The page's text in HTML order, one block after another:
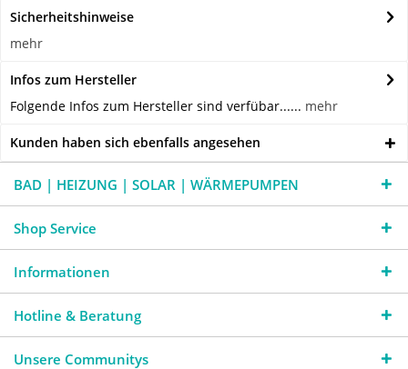
Sicherheitshinweise
mehr
Infos zum Hersteller
Folgende Infos zum Hersteller sind verfübar...... mehr
Kunden haben sich ebenfalls angesehen
BAD | HEIZUNG | SOLAR | WÄRMEPUMPEN
Shop Service
Informationen
Hotline & Beratung
Unsere Communitys